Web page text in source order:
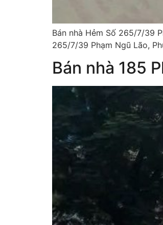
Bán nhà Hẻm Số 265/7/39
265/7/39 Phạm Ngũ Lão,
Bán nhà 185